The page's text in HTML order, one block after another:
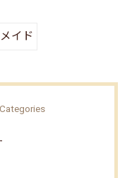
イド
Categories